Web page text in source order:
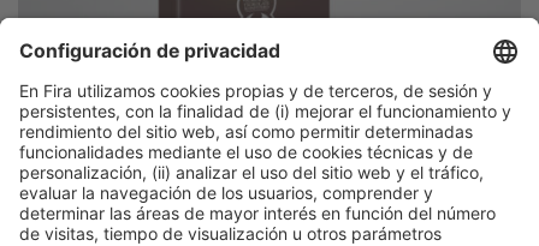
Descubre más novedades de los
expositores de Alimentaria